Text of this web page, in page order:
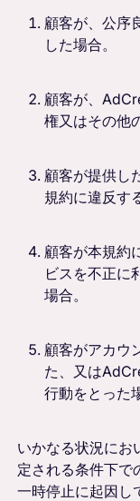
顧客が、公序
した場合。
顧客が、
権又はその他
顧客が提供し
規約に違反す
顧客が本規約
ビスを不正に
場合。
顧客がアカウ
た、又は
行動をとった
いかなる状況にお
定される条件下で
一時停止に起因し